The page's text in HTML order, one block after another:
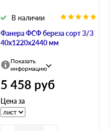
Фанера ФСФ береза сорт 3/3
40х1220х2440 мм
В наличии
Показать
информацию
5 458 руб
Цена за